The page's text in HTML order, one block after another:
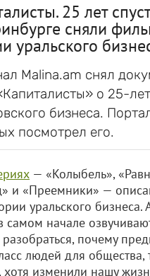
25 лет
сняли
уральского
Malina.am снял
о 25-
бизнеса.
посмотрел его.
— «Колыбель»,
и «Преемники» —
уральского бизнеса.
самом начале
разобраться, почему
людей для общества,
хотя изменили нашу